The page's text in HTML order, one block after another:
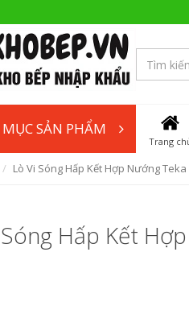
SẢN PHẨM
Trang
Lò Vi Sóng Hấp Kết Hợp Nướng Teka
Hấp Kết